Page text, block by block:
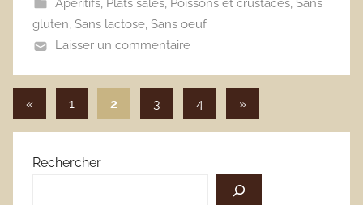
Apéritifs, Plats salés, Poissons et crustacés, Sans
gluten, Sans lactose, Sans oeuf
Laisser un commentaire
Pagination
des
publications
«Publications
1 2 3 4
Articles
»
Rechercher